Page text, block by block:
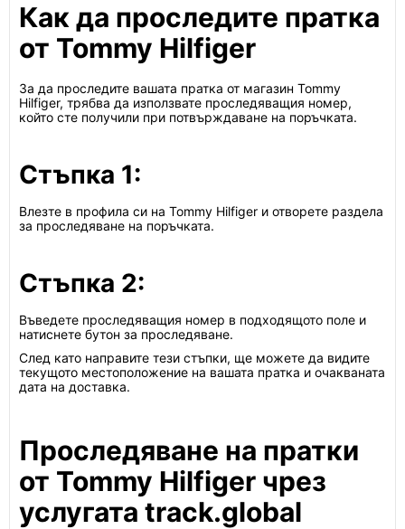
Как да проследите пратка
от Tommy Hilfiger
За да проследите вашата пратка от магазин Tommy
Hilfiger, трябва да използвате проследяващия номер,
който сте получили при потвърждаване на поръчката.
Стъпка 1:
Влезте в профила си на Tommy Hilfiger и отворете раздела
за проследяване на поръчката.
Стъпка 2:
Въведете проследяващия номер в подходящото поле и
натиснете бутон за проследяване.
След като направите тези стъпки, ще можете да видите
текущото местоположение на вашата пратка и очакваната
дата на доставка.
Проследяване на пратки
от Tommy Hilfiger чрез
услугата track.global